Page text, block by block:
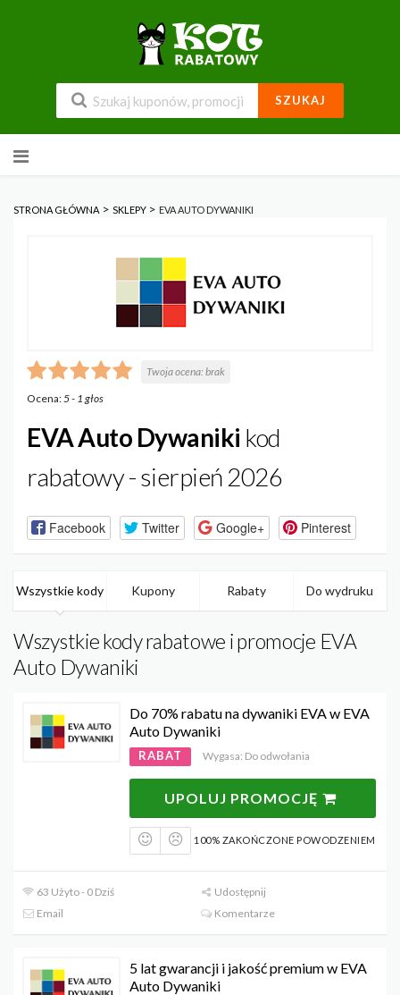
SZUKAJ
do
STRONA GŁÓWNA > SKLEPY > EVA AUTO DYWANIKI
Twoja ocena:brak
Ocena:5- 1 głos
EVA Auto Dywaniki kod
rabatowy - sierpień 2026
Facebook Twitter Google+ Pinterest
Wszystkie kody Kupony Rabaty Do wydruku
Wszystkie kody rabatowe i promocje EVA
Auto Dywaniki
Do 70% rabatu na dywaniki EVA w EVA
Auto Dywaniki
RABAT Wygasa: Do odwołania
UPOLUJ PROMOCJĘ
100% ZAKOŃCZONE POWODZENIEM
63 Użyto - 0 Dziś
Udostępnij
Email
Komentarze
5 lat gwarancji i jakość premium w EVA
Auto Dywaniki